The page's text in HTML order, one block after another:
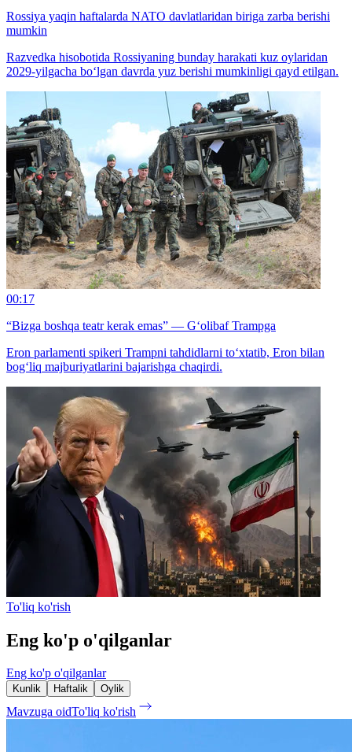
Rossiya yaqin haftalarda NATO davlatlaridan biriga zarba berishi
mumkin
Razvedka hisobotida Rossiyaning bunday harakati kuz oylaridan
2029-yilgacha bo‘lgan davrda yuz berishi mumkinligi qayd etilgan.
00:17
“Bizga boshqa teatr kerak emas” — G‘olibaf Trampga
Eron parlamenti spikeri Trampni tahdidlarni to‘xtatib, Eron bilan
bog‘liq majburiyatlarini bajarishga chaqirdi.
To'liq ko'rish
Eng ko'p o'qilganlar
Eng ko'p o'qilganlar
Kunlik Haftalik Oylik
Mavzuga oidTo'liq ko'rish